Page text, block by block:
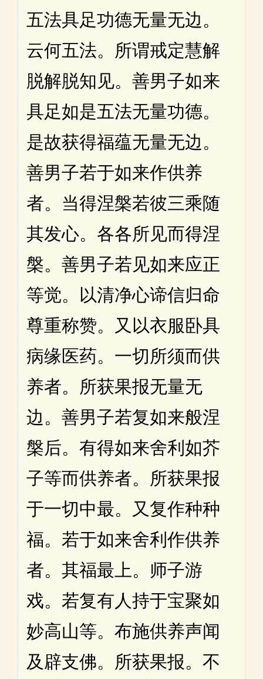
五法具足功德无量无边。
云何五法。所谓戒定慧解
脱解脱知见。善男子如来
具足如是五法无量功德。
是故获得福蕴无量无边。
善男子若于如来作供养
者。当得涅槃若彼三乘随
其发心。各各所见而得涅
槃。善男子若见如来应正
等觉。以清净心谛信归命
尊重称赞。又以衣服卧具
病缘医药。一切所须而供
养者。所获果报无量无
边。善男子若复如来般涅
槃后。有得如来舍利如芥
子等而供养者。所获果报
于一切中最。又复作种种
福。若于如来舍利作供养
者。其福最上。师子游
戏。若复有人持于宝聚如
妙高山等。布施供养声闻
及辟支佛。所获果报。不